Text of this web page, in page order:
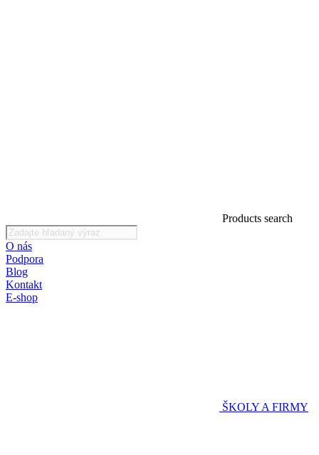
Products search
O nás
Podpora
Blog
Kontakt
E-shop
ŠKOLY A FIRMY